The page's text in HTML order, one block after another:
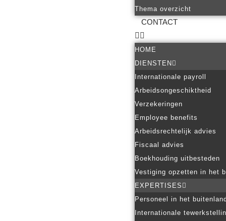
Thema overzicht
CONTACT
HOME
DIENSTEN
Internationale payroll
Arbeidsongeschiktheid
Verzekeringen
Employee benefits
Arbeidsrechtelijk advies
Fiscaal advies
Boekhouding uitbesteden
Vestiging opzetten in het
EXPERTISES
Personeel in het buitenland
Internationale